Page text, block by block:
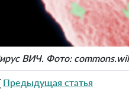
ВИЧ. Фото:
Предыдущая статья